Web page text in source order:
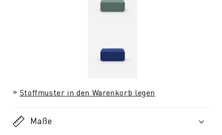
Stoffmuster in den Warenkorb legen
Maße